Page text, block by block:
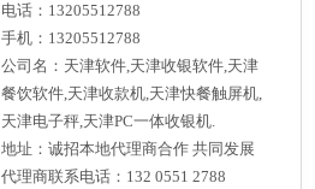
电话：13205512788
手机：13205512788
公司名：天津软件,天津收银软件,天津
餐饮软件,天津收款机,天津快餐触屏机,
天津电子秤,天津PC一体收银机.
地址：诚招本地代理商合作 共同发展
代理商联系电话：132 0551 2788